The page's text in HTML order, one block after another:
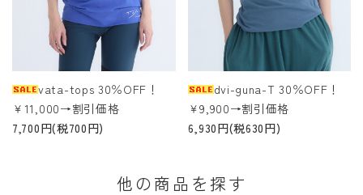
vata-tops 30％OFF！
￥11,000→割引価格
7,700円(税700円)
dvi-guna-T 30％OFF！
￥9,900→割引価格
6,930円(税630円)
他の商品を探す